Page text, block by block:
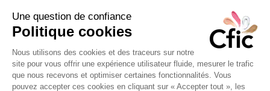
Pré-titre
Titre du bloc